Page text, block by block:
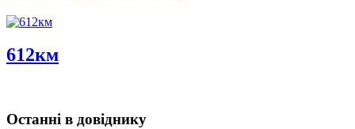
612км
Останні в довіднику